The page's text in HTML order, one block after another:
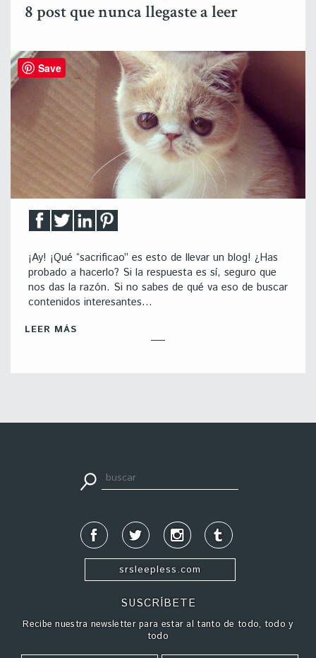
8 post que nunca llegaste a leer
¡Ay! ¡Qué “sacrificao” es esto de llevar un blog! ¿Has
probado a hacerlo? Si la respuesta es sí, seguro que
nos das la razón. Si no sabes de qué va eso de buscar
contenidos interesantes…
LEER MÁS
srsleepless.com
SUSCRÍBETE
Recibe nuestra newsletter para estar al tanto de todo, todo y
todo
Save